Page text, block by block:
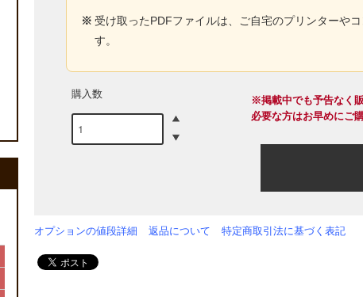
※ 受け取ったPDFファイルは、ご自宅のプリンターや
す。
購入数
※掲載中でも予告なく
必要な方はお早めにご
オプションの値段詳細 返品について 特定商取引法に基づく表記